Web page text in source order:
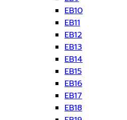
EB10
EB11
EB12
EB13
EB14
EB15
EB16
EB17
EB18